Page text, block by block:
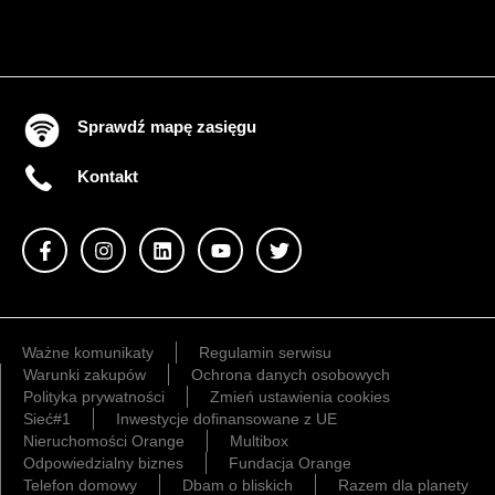
Sprawdź mapę zasięgu
Kontakt
Ważne komunikaty
Regulamin serwisu
Warunki zakupów
Ochrona danych osobowych
Polityka prywatności
Zmień ustawienia cookies
Sieć#1
Inwestycje dofinansowane z UE
Nieruchomości Orange
Multibox
Odpowiedzialny biznes
Fundacja Orange
Telefon domowy
Dbam o bliskich Razem dla planety